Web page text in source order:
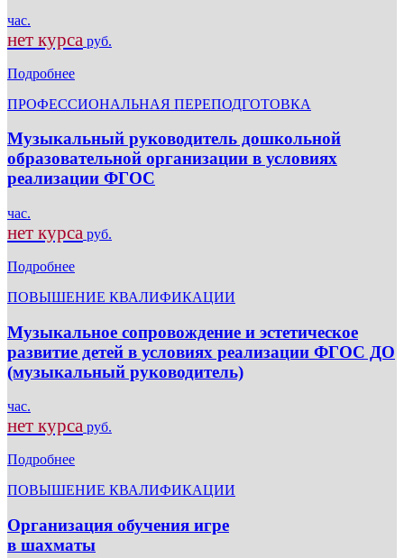
час.
нет курса руб.
Подробнее
ПРОФЕССИОНАЛЬНАЯ ПЕРЕПОДГОТОВКА
Музыкальный руководитель дошкольной
образовательной организации в условиях
реализации ФГОС
час.
нет курса руб.
Подробнее
ПОВЫШЕНИЕ КВАЛИФИКАЦИИ
Музыкальное сопровождение и эстетическое
развитие детей в условиях реализации ФГОС ДО
(музыкальный руководитель)
час.
нет курса руб.
Подробнее
ПОВЫШЕНИЕ КВАЛИФИКАЦИИ
Организация обучения игре
в шахматы